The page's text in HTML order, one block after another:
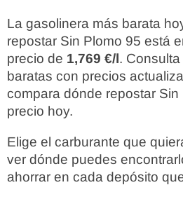
La gasolinera más barata
repostar Sin Plomo 95 está
precio de 1,769 €/l.
baratas con precios
compara dónde repostar
precio hoy.
Elige el carburante que
ver dónde puedes
ahorrar en cada depósito